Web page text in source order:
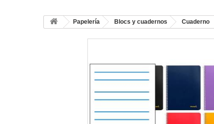
Papelería Blocs y cuadernos Cuaderno